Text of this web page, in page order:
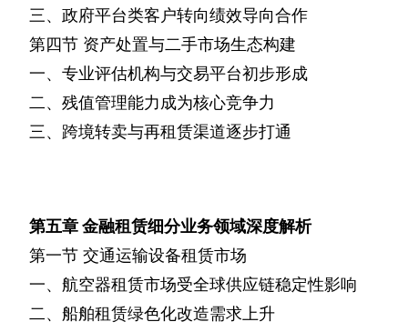
三、政府平台类客户转向绩效导向合作
第四节 资产处置与二手市场生态构建
一、专业评估机构与交易平台初步形成
二、残值管理能力成为核心竞争力
三、跨境转卖与再租赁渠道逐步打通
第五章金融租赁细分业务领域深度解析
第一节 交通运输设备租赁市场
一、航空器租赁市场受全球供应链稳定性影响
二、船舶租赁绿色化改造需求上升